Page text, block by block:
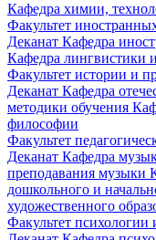
Кафедра химии,
Факультет
Деканат Кафедра
Кафедра лингвистики
Факультет истории и
Деканат Кафедра
методики обучения
философии
Факультет
Деканат Кафедра
преподавания музыки
дошкольного и
художественного
Факультет психологии